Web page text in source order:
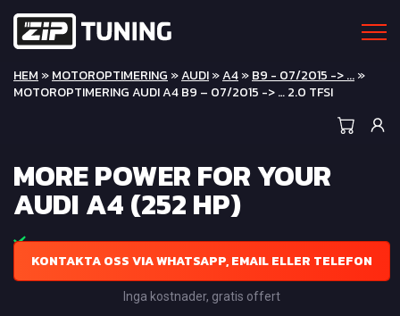
HEM »MOTOROPTIMERING »AUDI»A4»B9 - 07/2015 -> ...»
MOTOROPTIMERING AUDI A4 B9 – 07/2015 -> … 2.0 TFSI
MORE POWER FOR YOUR
AUDI A4 (252 HP)
KONTAKTA OSS VIA WHATSAPP, EMAIL ELLER TELEFON
Inga kostnader, gratis offert